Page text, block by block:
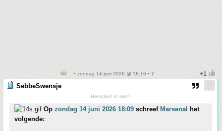
• zondag 14 juni 2026 @ 18:16 • 7
SebbeSwensje
Heraclied of niet?
Op zondag 14 juni 2026 18:09 schreef Marsenal het
volgende: